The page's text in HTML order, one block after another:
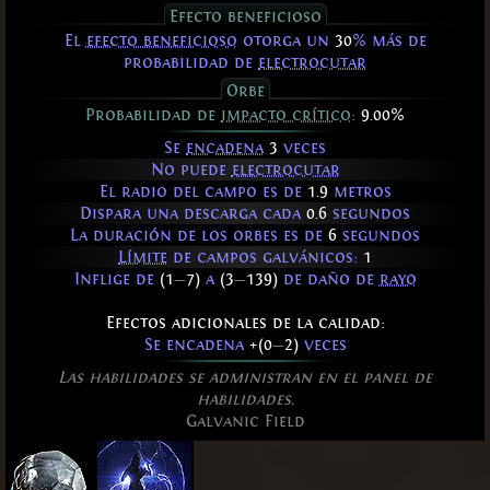
Efecto beneficioso
El efecto beneficioso otorga un 30% más de
probabilidad de electrocutar
Orbe
Probabilidad de impacto crítico: 9.00%
Se encadena 3 veces
No puede electrocutar
El radio del campo es de 1.9 metros
Dispara una descarga cada 0.6 segundos
La duración de los orbes es de 6 segundos
Límite de campos galvánicos: 1
Inflige de (1—7)a (3—139)de daño de rayo
Efectos adicionales de la calidad:
Se encadena +(0—2)veces
Las habilidades se administran en el panel de
habilidades.
Galvanic Field